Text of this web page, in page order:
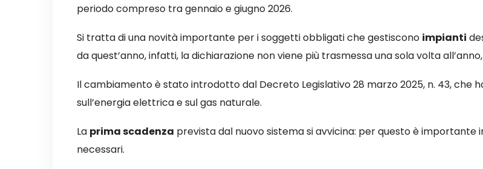
periodo compreso tra gennaio e giugno 2026.
Si tratta di una novità importante per i soggetti obbligati che gestiscono impianti
da quest’anno, infatti, la dichiarazione non viene più trasmessa una sola volta
Il cambiamento è stato introdotto dal Decreto Legislativo 28 marzo 2025, n. 43, che
sull’energia elettrica e sul gas naturale.
La prima scadenza prevista dal nuovo sistema si avvicina: per questo è
necessari.